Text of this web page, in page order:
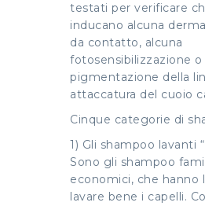
testati per verificare
inducano alcuna
da contatto, alcuna
fotosensibilizzazione o
pigmentazione della
attaccatura del cuoio
Cinque categorie di
1) Gli shampoo lavanti
Sono gli shampoo
economici, che hanno
lavare bene i capelli.